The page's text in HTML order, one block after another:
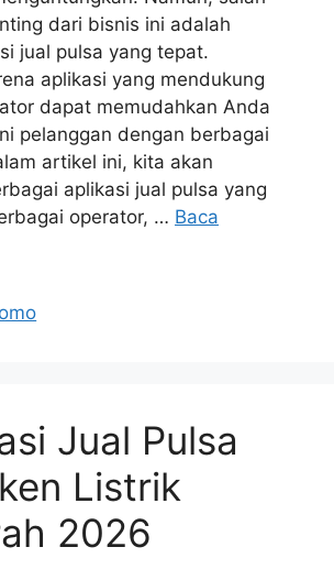
dari bisnis ini adalah
jual pulsa yang tepat.
aplikasi yang mendukung
dapat memudahkan Anda
pelanggan dengan berbagai
artikel ini, kita akan
aplikasi jual pulsa yang
operator, … Baca
Jual Pulsa
Listrik
2026